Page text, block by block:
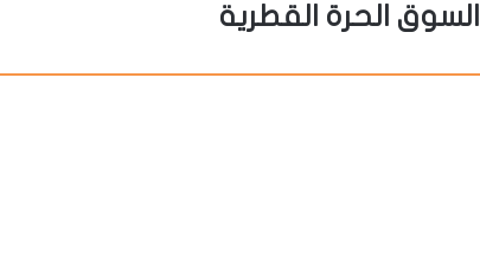
السوق الحرة القطرية